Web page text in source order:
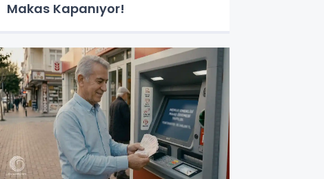
Makas Kapanıyor!